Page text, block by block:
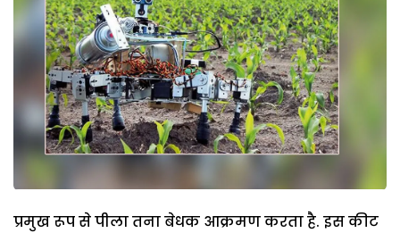
प्रमुख रूप से पीला तना बेधक आक्रमण करता है. इस कीट